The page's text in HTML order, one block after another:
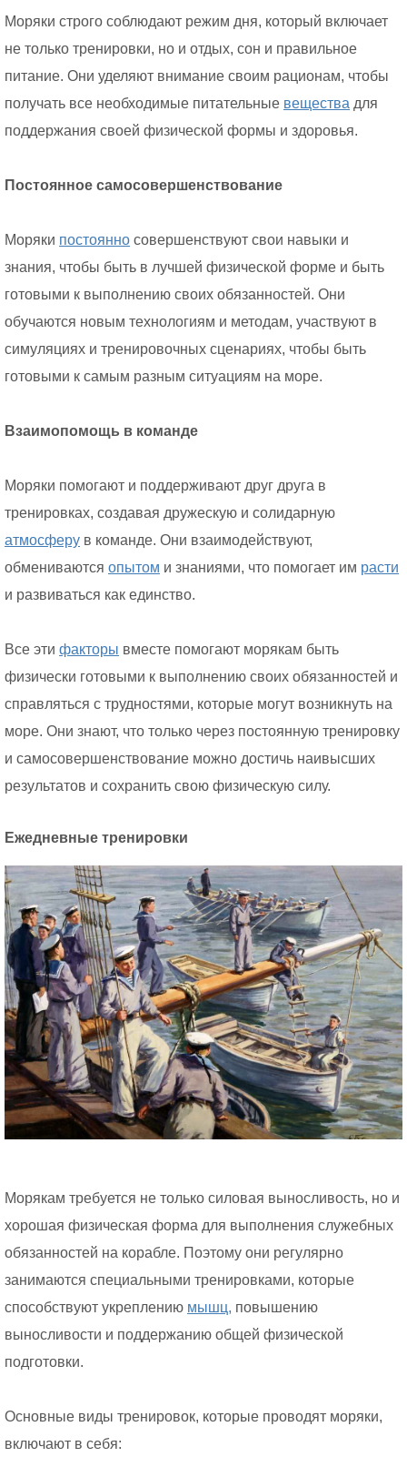
Моряки строго соблюдают режим дня, который включает
не только тренировки, но и отдых, сон и правильное
питание. Они уделяют внимание своим рационам, чтобы
получать все необходимые питательные вещества для
поддержания своей физической формы и здоровья.
Постоянное самосовершенствование
Моряки постоянно совершенствуют свои навыки и
знания, чтобы быть в лучшей физической форме и быть
готовыми к выполнению своих обязанностей. Они
обучаются новым технологиям и методам, участвуют в
симуляциях и тренировочных сценариях, чтобы быть
готовыми к самым разным ситуациям на море.
Взаимопомощь в команде
Моряки помогают и поддерживают друг друга в
тренировках, создавая дружескую и солидарную
атмосферу в команде. Они взаимодействуют,
обмениваются опытом и знаниями, что помогает им расти
и развиваться как единство.
Все эти факторы вместе помогают морякам быть
физически готовыми к выполнению своих обязанностей и
справляться с трудностями, которые могут возникнуть на
море. Они знают, что только через постоянную тренировку
и самосовершенствование можно достичь наивысших
результатов и сохранить свою физическую силу.
Ежедневные тренировки
Морякам требуется не только силовая выносливость, но и
хорошая физическая форма для выполнения служебных
обязанностей на корабле. Поэтому они регулярно
занимаются специальными тренировками, которые
способствуют укреплению мышц, повышению
выносливости и поддержанию общей физической
подготовки.
Основные виды тренировок, которые проводят моряки,
включают в себя: